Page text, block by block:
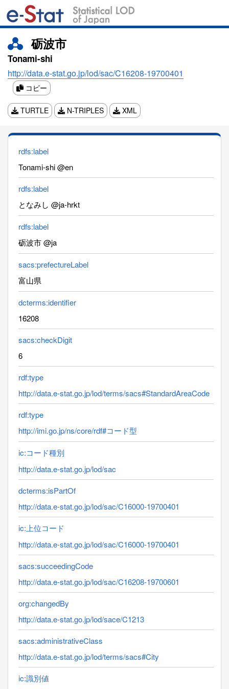
砺波市
Tonami-shi
http://data.e-stat.go.jp/lod/sac/C16208-19700401
コピー
TURTLE N-TRIPLES XML
rdfs:label
Tonami-shi @en
rdfs:label
となみし @ja-hrkt
rdfs:label
砺波市 @ja
sacs:prefectureLabel
富山県
dcterms:identifier
16208
sacs:checkDigit
6
rdf:type
http://data.e-stat.go.jp/lod/terms/sacs#StandardAreaCode
rdf:type
http://imi.go.jp/ns/core/rdf#コード型
ic:コード種別
http://data.e-stat.go.jp/lod/sac
dcterms:isPartOf
http://data.e-stat.go.jp/lod/sac/C16000-19700401
ic:上位コード
http://data.e-stat.go.jp/lod/sac/C16000-19700401
sacs:succeedingCode
http://data.e-stat.go.jp/lod/sac/C16208-19700601
org:changedBy
http://data.e-stat.go.jp/lod/sace/C1213
sacs:administrativeClass
http://data.e-stat.go.jp/lod/terms/sacs#City
ic:識別値